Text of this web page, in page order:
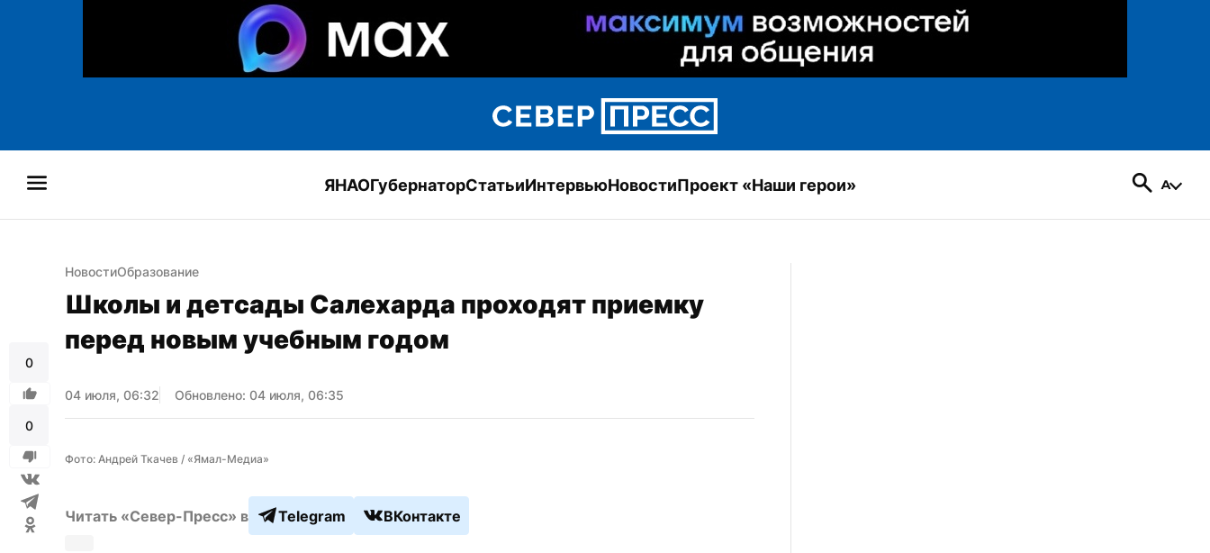
ЯНАОГубернаторСтатьиИнтервьюНовостиПроект «Наши герои»
0
0
НовостиОбразование
Школы и детсады Салехарда проходят приемку
перед новым учебным годом
04 июля, 06:32 Обновлено: 04 июля, 06:35
Фото: Андрей Ткачев / «Ямал-Медиа»
Читать «Север-Пресс» в Telegram ВКонтакте